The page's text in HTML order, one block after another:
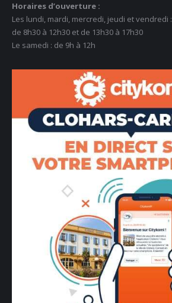
Horaires d’ouverture :
Les lundi, mardi, mercredi, jeudi et vendredi :
de 8h30 à 12h30 et de 13h30 à 17h30
Le samedi : de 9h à 12h